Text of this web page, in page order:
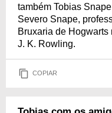
também Tobias
Severo Snape,
Bruxaria de Hogwarts
J. K. Rowling.
COPIAR